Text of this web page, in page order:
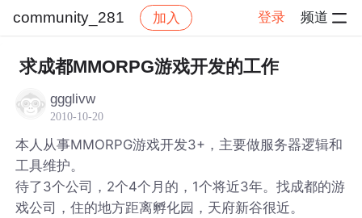
community_281 加入 登录 频道
社区 community_281 帖子详情
求成都MMORPG游戏开发的工作
ggglivw
2010-10-20
本人从事MMORPG游戏开发3+，主要做服务器逻辑和
工具维护。
待了3个公司，2个4个月的，1个将近3年。找成都的游
戏公司，住的地方距离孵化园，天府新谷很近。